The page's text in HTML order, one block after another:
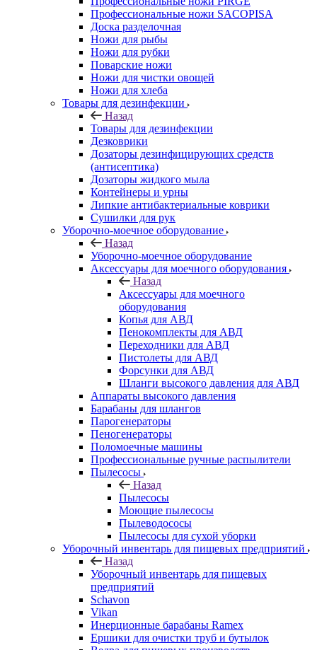
Профессиональные ножи SACOPISA
Доска разделочная
Ножи для рыбы
Ножи для рубки
Поварские ножи
Ножи для чистки овощей
Ножи для хлеба
Товары для дезинфекции
Назад
Товары для дезинфекции
Дезковрики
Дозаторы дезинфицирующих средств
(антисептика)
Дозаторы жидкого мыла
Контейнеры и урны
Липкие антибактериальные коврики
Сушилки для рук
Уборочно-моечное оборудование
Назад
Уборочно-моечное оборудование
Аксессуары для моечного оборудования
Назад
Аксессуары для моечного
оборудования
Копья для АВД
Пенокомплекты для АВД
Переходники для АВД
Пистолеты для АВД
Форсунки для АВД
Шланги высокого давления для АВД
Аппараты высокого давления
Барабаны для шлангов
Парогенераторы
Пеногенераторы
Поломоечные машины
Профессиональные ручные распылители
Пылесосы
Назад
Пылесосы
Моющие пылесосы
Пылеводососы
Пылесосы для сухой уборки
Уборочный инвентарь для пищевых предприятий
Назад
Уборочный инвентарь для пищевых
предприятий
Schavon
Vikan
Инерционные барабаны Ramex
Ершики для очистки труб и бутылок